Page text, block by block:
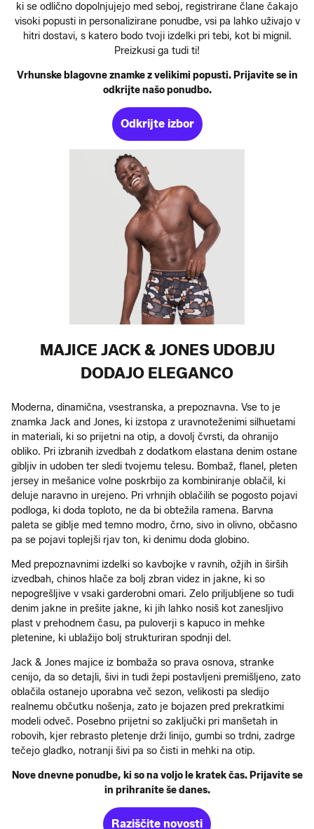
ki se odlično dopolnjujejo med seboj, registrirane člane čakajo
visoki popusti in personalizirane ponudbe, vsi pa lahko uživajo v
hitri dostavi, s katero bodo tvoji izdelki pri tebi, kot bi mignil.
Preizkusi ga tudi ti!
Vrhunske blagovne znamke z velikimi popusti. Prijavite se in
odkrijte našo ponudbo.
Odkrijte izbor
MAJICE JACK & JONES UDOBJU
DODAJO ELEGANCO
Moderna, dinamična, vsestranska, a prepoznavna. Vse to je
znamka Jack and Jones, ki izstopa z uravnoteženimi silhuetami
in materiali, ki so prijetni na otip, a dovolj čvrsti, da ohranijo
obliko. Pri izbranih izvedbah z dodatkom elastana denim ostane
gibljiv in udoben ter sledi tvojemu telesu. Bombaž, flanel, pleten
jersey in mešanice volne poskrbijo za kombiniranje oblačil, ki
deluje naravno in urejeno. Pri vrhnjih oblačilih se pogosto pojavi
podloga, ki doda toploto, ne da bi obtežila ramena. Barvna
paleta se giblje med temno modro, črno, sivo in olivno, občasno
pa se pojavi toplejši rjav ton, ki denimu doda globino.
Med prepoznavnimi izdelki so kavbojke v ravnih, ožjih in širših
izvedbah, chinos hlače za bolj zbran videz in jakne, ki so
nepogrešljive v vsaki garderobni omari. Zelo priljubljene so tudi
denim jakne in prešite jakne, ki jih lahko nosiš kot zanesljivo
plast v prehodnem času, pa puloverji s kapuco in mehke
pletenine, ki ublažijo bolj strukturiran spodnji del.
Jack & Jones majice iz bombaža so prava osnova, stranke
cenijo, da so detajli, šivi in tudi žepi postavljeni premišljeno, zato
oblačila ostanejo uporabna več sezon, velikosti pa sledijo
realnemu občutku nošenja, zato je bojazen pred prekratkimi
modeli odveč. Posebno prijetni so zaključki pri manšetah in
robovih, kjer rebrasto pletenje drži linijo, gumbi so trdni, zadrge
tečejo gladko, notranji šivi pa so čisti in mehki na otip.
Nove dnevne ponudbe, ki so na voljo le kratek čas. Prijavite se
in prihranite še danes.
Raziščite novosti